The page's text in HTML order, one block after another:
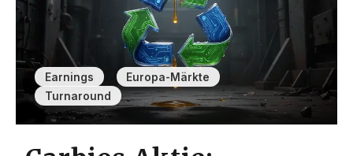
Earnings Europa-Märkte
Turnaround